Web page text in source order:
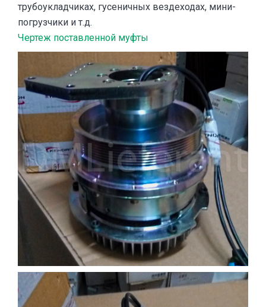
трубоукладчиках, гусеничных вездеходах, мини-
погрузчики и т.д.
Чертеж поставленной муфты